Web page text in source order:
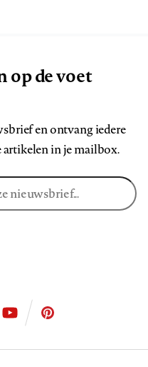
de voet
en ontvang iedere
artikelen in je mailbox.
ons
ons